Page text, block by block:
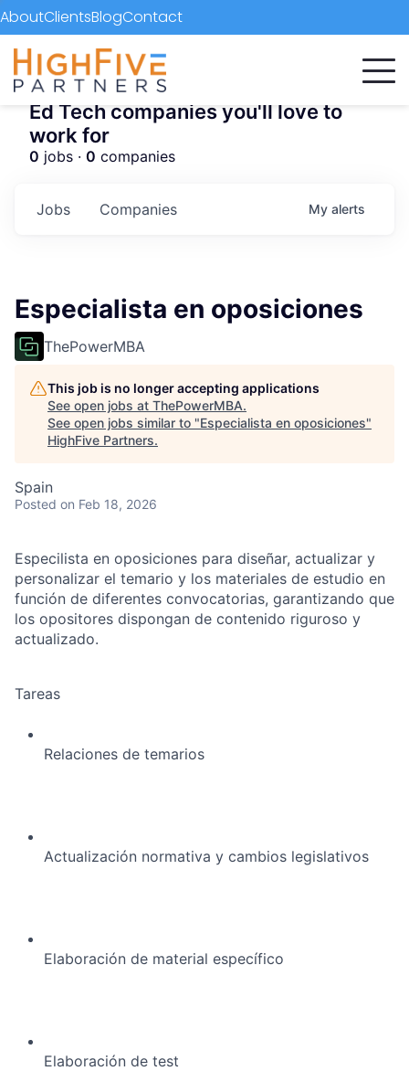
AboutClientsBlogContact
Ed Tech companies you'll love to
work for
0 jobs · 0 companies
Jobs Companies My alerts
Especialista en oposiciones
ThePowerMBA
This job is no longer accepting applications
See open jobs at ThePowerMBA.
See open jobs similar to "Especialista en oposiciones"
HighFive Partners.
Spain
Posted on Feb 18, 2026
Especilista en oposiciones para diseñar, actualizar y
personalizar el temario y los materiales de estudio en
función de diferentes convocatorias, garantizando que
los opositores dispongan de contenido riguroso y
actualizado.
Tareas
Relaciones de temarios
Actualización normativa y cambios legislativos
Elaboración de material específico
Elaboración de test